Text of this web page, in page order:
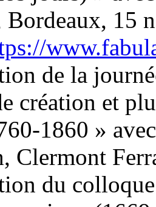
15
de la
création et
1860 »
Clermont
du